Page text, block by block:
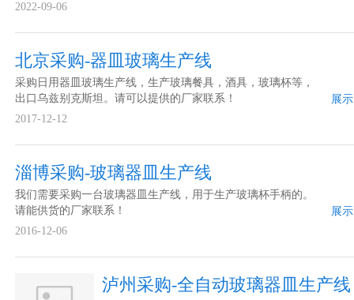
2022-09-06
北京采购-器皿玻璃生产线
采购日用器皿玻璃生产线，生产玻璃餐具，酒具，玻璃杯等，
出口乌兹别克斯坦。请可以提供的厂家联系！
展
2017-12-12
淄博采购-玻璃器皿生产线
我们需要采购一台玻璃器皿生产线，用于生产玻璃杯手柄的。
请能供货的厂家联系！
展
2016-12-06
泸州采购-全自动玻璃器皿生产线